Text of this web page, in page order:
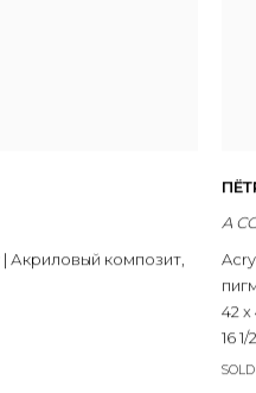
| Акриловый композит
A
42 x
16 1/
SOLD